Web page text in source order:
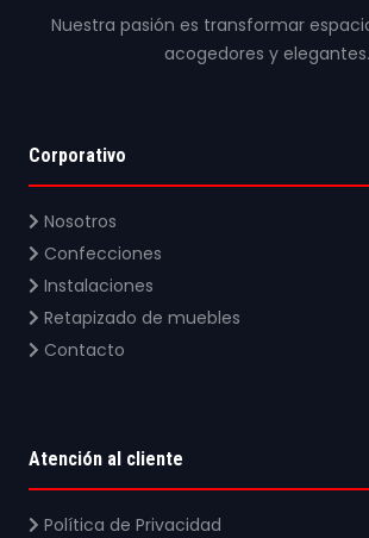
Nuestra pasión es transformar
acogedores y elegantes.
Corporativo
Nosotros
Confecciones
Instalaciones
Retapizado de muebles
Contacto
Atención al cliente
Política de Privacidad